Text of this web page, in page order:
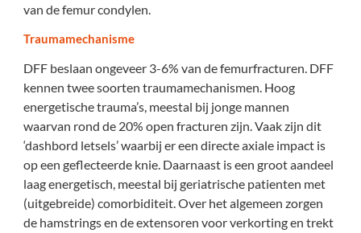
van de femur condylen.
Traumamechanisme
DFF beslaan ongeveer 3-6% van de femurfracturen. DFF
kennen twee soorten traumamechanismen. Hoog
energetische trauma’s, meestal bij jonge mannen
waarvan rond de 20% open fracturen zijn. Vaak zijn dit
‘dashbord letsels’ waarbij er een directe axiale impact is
op een geflecteerde knie. Daarnaast is een groot aandeel
laag energetisch, meestal bij geriatrische patienten met
(uitgebreide) comorbiditeit. Over het algemeen zorgen
de hamstrings en de extensoren voor verkorting en trekt